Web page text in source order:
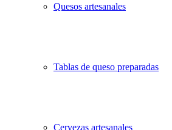
Quesos artesanales
Tablas de queso preparadas
Cervezas artesanales